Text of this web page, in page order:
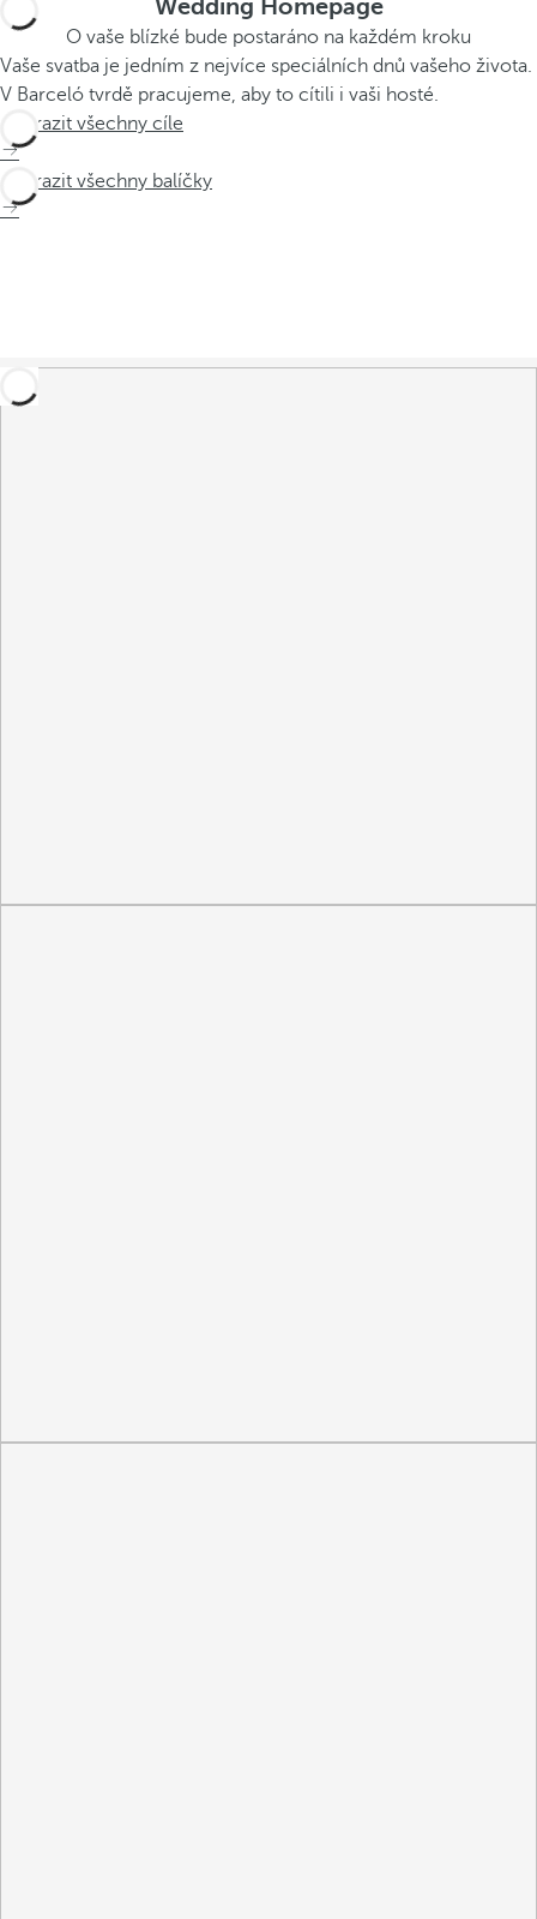
Wedding Homepage
O vaše blízké bude postaráno na každém kroku
Vaše svatba je jedním z nejvíce speciálních dnů vašeho života.
V Barceló tvrdě pracujeme, aby to cítili i vaši hosté.
Zobrazit všechny cíle
Zobrazit všechny balíčky